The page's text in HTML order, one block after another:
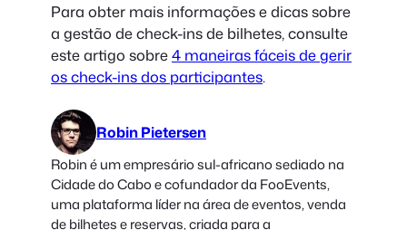
Para obter mais informações e dicas sobre
a gestão de check-ins de bilhetes, consulte
este artigo sobre4 maneiras fáceis de gerir
os check-ins dos participantes.
Robin Pietersen
Robin é um empresário sul-africano sediado na
Cidade do Cabo e cofundador da FooEvents,
uma plataforma líder na área de eventos, venda
de bilhetes e reservas, criada para a